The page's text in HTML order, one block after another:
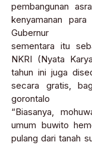
pembangunan
kenyamanan
Gubernur
sementara itu
NKRI (Nyata
tahun ini juga
secara gratis,
gorontalo
“Biasanya,
umum buwito
pulang dari tanah